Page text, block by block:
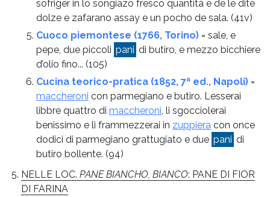
sofriger in lo songiazo fresco quantità e de le dite
dolze e zafarano assay e un pocho de sala. (41v)
Cuoco piemontese (1766, Torino) = sale, e
pepe, due piccoli pani di butiro, e mezzo bicchiere
d’olio fino... (105)
Cucina teorico-pratica (1852, 7ª ed., Napoli) =
maccheroni con parmegiano e butiro. Lesserai
libbre quattro di maccheroni, li sgocciolerai
benissimo e li frammezzerai in zuppiera con once
dodici di parmegiano grattugiato e due pani di
butiro bollente. (94)
NELLE LOC. PANE BIANCHO, BIANCO: PANE DI FIOR
DI FARINA